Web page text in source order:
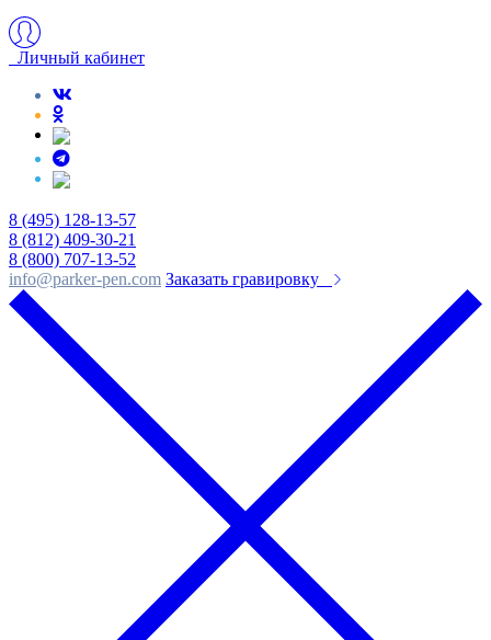
Личный кабинет
8 (495) 128-13-57
8 (812) 409-30-21
8 (800) 707-13-52
info@parker-pen.com Заказать гравировку